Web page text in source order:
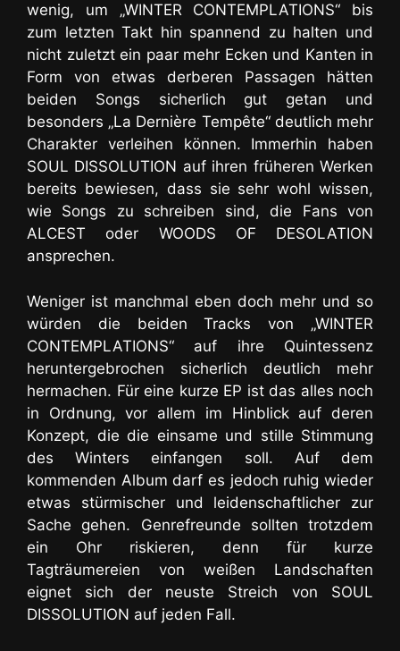
wenig, um „WINTER CONTEMPLATIONS“ bis
zum letzten Takt hin spannend zu halten und
nicht zuletzt ein paar mehr Ecken und Kanten in
Form von etwas derberen Passagen hätten
beiden Songs sicherlich gut getan und
besonders „La Dernière Tempête“ deutlich mehr
Charakter verleihen können. Immerhin haben
SOUL DISSOLUTION auf ihren früheren Werken
bereits bewiesen, dass sie sehr wohl wissen,
wie Songs zu schreiben sind, die Fans von
ALCEST oder WOODS OF DESOLATION
ansprechen.
Weniger ist manchmal eben doch mehr und so
würden die beiden Tracks von „WINTER
CONTEMPLATIONS“ auf ihre Quintessenz
heruntergebrochen sicherlich deutlich mehr
hermachen. Für eine kurze EP ist das alles noch
in Ordnung, vor allem im Hinblick auf deren
Konzept, die die einsame und stille Stimmung
des Winters einfangen soll. Auf dem
kommenden Album darf es jedoch ruhig wieder
etwas stürmischer und leidenschaftlicher zur
Sache gehen. Genrefreunde sollten trotzdem
ein Ohr riskieren, denn für kurze
Tagträumereien von weißen Landschaften
eignet sich der neuste Streich von SOUL
DISSOLUTION auf jeden Fall.